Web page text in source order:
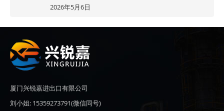
2026年5月6日
厦门兴锐嘉进出口有限公司
刘小姐: 15359273791(微信同号)